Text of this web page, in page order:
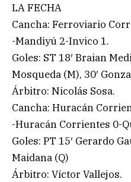
LA FECHA
Cancha: Ferroviario
-Mandiyú 2-Invico 1.
Goles: ST 18′ Braian
Mosqueda (M), 30′
Árbitro: Nicolás Sosa.
Cancha: Huracán
-Huracán Corrientes 0-
Goles: PT 15′ Gerardo
Maidana (Q)
Árbitro: Víctor Vallejos.